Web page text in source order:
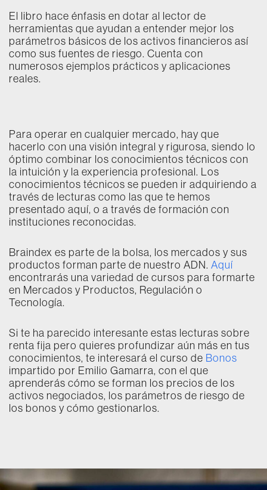
El libro hace énfasis en dotar al lector de
herramientas que ayudan a entender mejor los
parámetros básicos de los activos financieros así
como sus fuentes de riesgo. Cuenta con
numerosos ejemplos prácticos y aplicaciones
reales.
Para operar en cualquier mercado, hay que
hacerlo con una visión integral y rigurosa, siendo lo
óptimo combinar los conocimientos técnicos con
la intuición y la experiencia profesional. Los
conocimientos técnicos se pueden ir adquiriendo a
través de lecturas como las que te hemos
presentado aquí, o a través de formación con
instituciones reconocidas.
Braindex es parte de la bolsa, los mercados y sus
productos forman parte de nuestro ADN. Aquí
encontrarás una variedad de cursos para formarte
en Mercados y Productos, Regulación o
Tecnología.
Si te ha parecido interesante estas lecturas sobre
renta fija pero quieres profundizar aún más en tus
conocimientos, te interesará el curso de Bonos
impartido por Emilio Gamarra, con el que
aprenderás cómo se forman los precios de los
activos negociados, los parámetros de riesgo de
los bonos y cómo gestionarlos.